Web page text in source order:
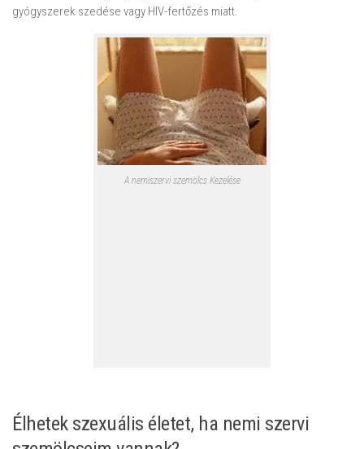
gyógyszerek szedése vagy HIV-fertőzés miatt.
A nemiszervi szemölcs Kezelése
Élhetek szexuális életet, ha nemi szervi